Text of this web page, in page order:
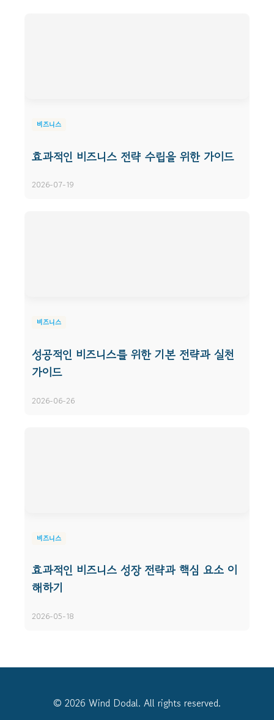
비즈니스
효과적인 비즈니스 전략 수립을 위한 가이드
2026-07-19
비즈니스
성공적인 비즈니스를 위한 기본 전략과 실천
가이드
2026-06-26
비즈니스
효과적인 비즈니스 성장 전략과 핵심 요소 이
해하기
2026-05-18
© 2026 Wind Dodal. All rights reserved.